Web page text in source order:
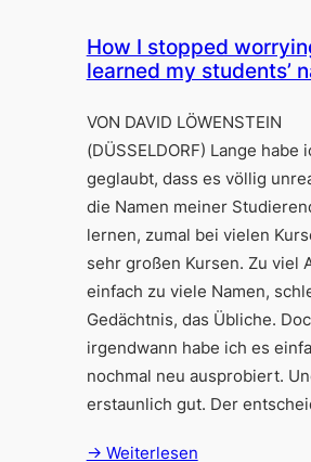
How I stopped
learned my students’
VON DAVID LÖWENSTEIN
(DÜSSELDORF) Lange habe
geglaubt, dass es völlig
die Namen meiner
lernen, zumal bei vielen
sehr großen Kursen. Zu viel
einfach zu viele Namen,
Gedächtnis, das Übliche.
irgendwann habe ich es
nochmal neu ausprobiert.
erstaunlich gut. Der
→ Weiterlesen